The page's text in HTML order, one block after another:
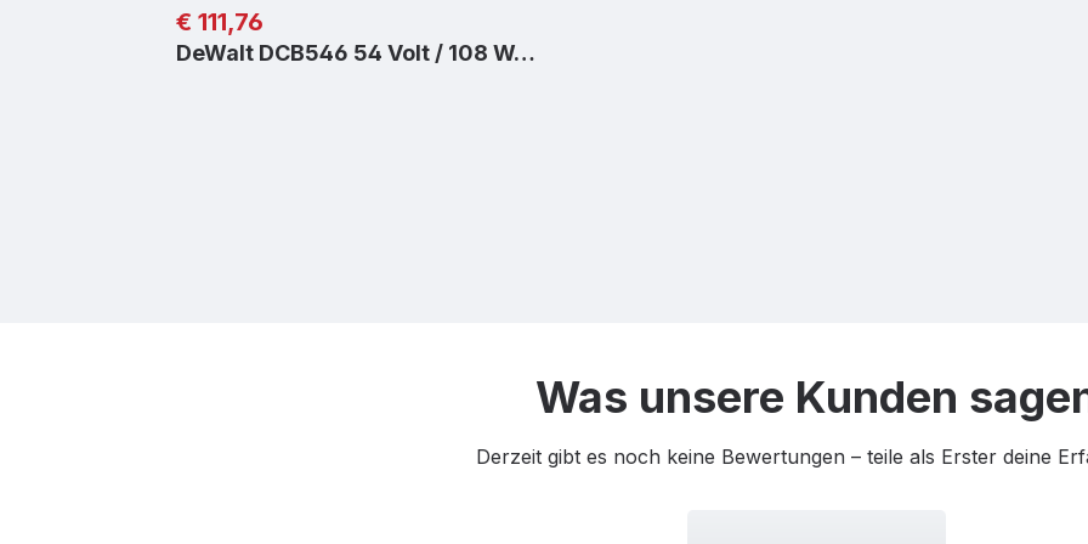
Regulärer Preis:
€ 111,76
DeWalt DCB546 54 Volt / 108 W…
Was unsere Kunden
Derzeit gibt es noch keine Bewertungen – teile als Erster deine